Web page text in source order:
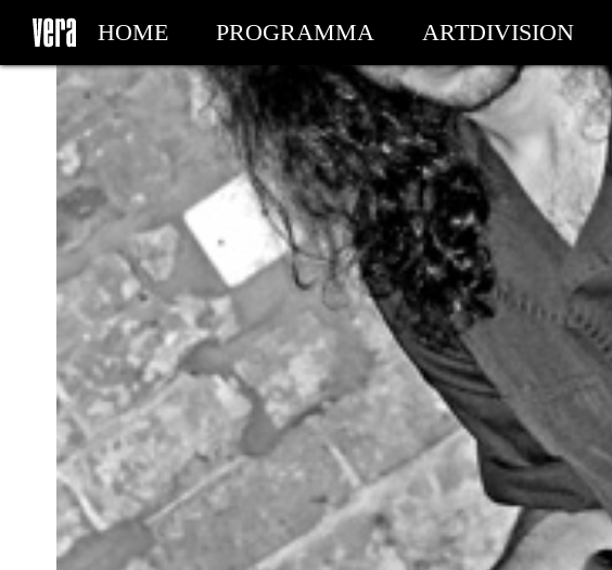
HOME PROGRAMMA ARTDIVISION
MIJN TICKETS